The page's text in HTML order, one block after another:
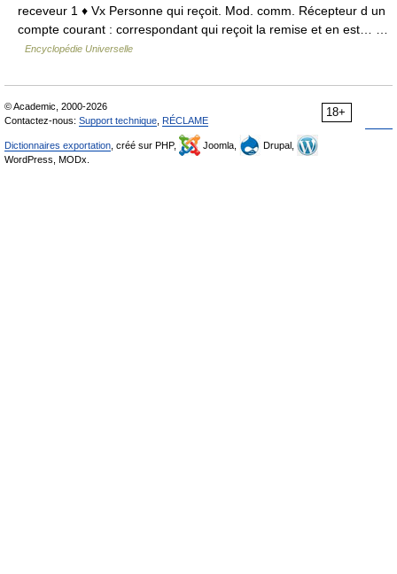
receveur 1 ♦ Vx Personne qui reçoit. Mod. comm. Récepteur d un
compte courant : correspondant qui reçoit la remise et en est… …
Encyclopédie Universelle
18+
© Academic, 2000-2026
Contactez-nous: Support technique RÉCLAME
Dictionnaires exportation , créé sur PHP, Joomla,
Drupal,
WordPress, MODx.